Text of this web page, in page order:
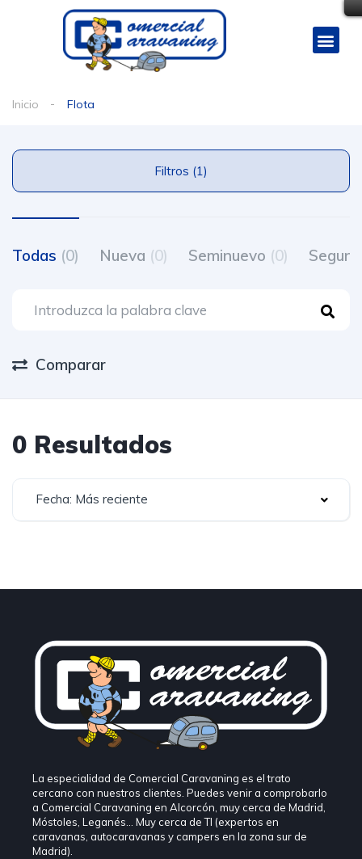
Inicio Flota
Filtros (1)
Todas (0) Nueva (0) Seminuevo (0)
Comparar
0 Resultados
Fecha: Más reciente
La especialidad de Comercial Caravaning es el trato
cercano con nuestros clientes. Puedes venir a comprobarlo
a Comercial Caravaning en Alcorcón, muy cerca de Madrid,
Móstoles, Leganés… Muy cerca de TI (expertos en
caravanas, autocaravanas y campers en la zona sur de
Madrid).